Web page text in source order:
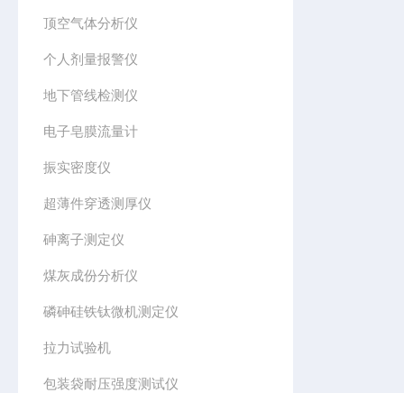
顶空气体分析仪
个人剂量报警仪
地下管线检测仪
电子皂膜流量计
振实密度仪
超薄件穿透测厚仪
砷离子测定仪
煤灰成份分析仪
磷砷硅铁钛微机测定仪
拉力试验机
包装袋耐压强度测试仪